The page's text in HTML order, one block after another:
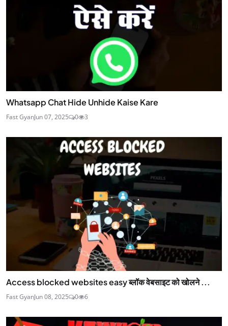
Whatsapp Chat Hide Unhide Kaise Kare
Fast GyanJun 07, 2025 0 3
Access blocked websites easy ब्लॉक वेबसाइट को खोलने ...
Fast GyanJun 08, 2025 0 6